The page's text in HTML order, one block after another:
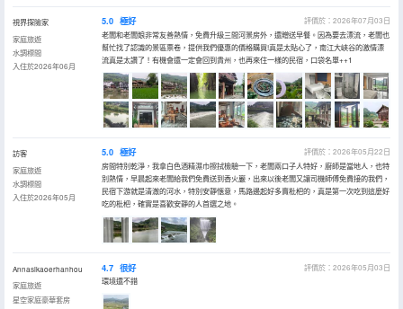
視界探險家
家庭旅遊
水調標間
入住於2026年06月
5.0 極好
評價於：2026年07月03日
老闆和老闆娘非常友善熱情，免費升級三間河景房外，還贈送早餐。因為要去漂流，老闆也
幫忙找了認識的景區票卷，提供我們優惠的價格購買!真是太貼心了，南江大峽谷的激情漂
流真是太讚了！有機會還一定會回到貴州，也再來住一樣的民宿，口袋名單++1
訪客
家庭旅遊
水調標間
入住於2026年05月
5.0 極好
評價於：2026年05月22日
房間特別乾淨，我拿白色酒精濕巾擦拭檢驗一下，老闆兩口子人特好，廚師是當地人，也特
別熱情，早晨起來老闆給我們免費送到香火巖，出來以後老闆又讓司機師傅免費接的我們，
民宿下游就是清澈的河水，特別安靜愜意，馬路邊起好多賣枇杷的，真是第一次吃到這麼好
吃的枇杷，確實是喜歡安靜的人首選之地。
Annasikaoerhanhou
家庭旅遊
星空家庭豪華套房
4.7 很好
評價於：2026年05月03日
環境還不錯